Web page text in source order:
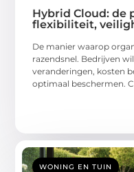
Hybrid Cloud: de
flexibiliteit,
De manier waarop
razendsnel. Bedrijven
veranderingen, kosten
optimaal beschermen.
WONING EN TUIN